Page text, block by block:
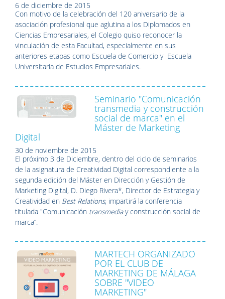
6 de diciembre de 2015
Con motivo de la celebración del 120 aniversario de la
asociación profesional que aglutina a los Diplomados en
Ciencias Empresariales, el Colegio quiso reconocer la
vinculación de esta Facultad, especialmente en sus
anteriores etapas como Escuela de Comercio y Escuela
Universitaria de Estudios Empresariales.
Seminario "Comunicación
transmedia y construcción
social de marca" en el
Máster de Marketing
Digital
30 de noviembre de 2015
El próximo 3 de Diciembre, dentro del ciclo de seminarios
de la asignatura de Creatividad Digital correspondiente a la
segunda edición del Máster en Dirección y Gestión de
Marketing Digital, D. Diego Rivera*, Director de Estrategia y
Creatividad en Best Relations, impartirá la conferencia
titulada "Comunicación transmediay construcción social de
marca”.
MARTECH ORGANIZADO
POR EL CLUB DE
MARKETING DE MÁLAGA
SOBRE "VIDEO
MARKETING"